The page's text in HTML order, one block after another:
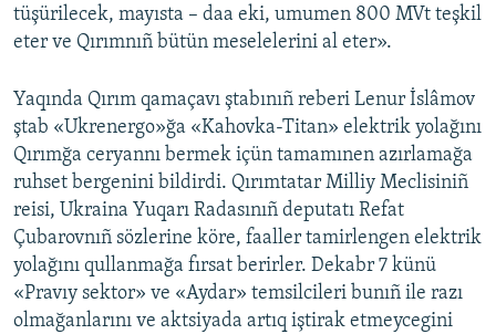
tüşürilecek, mayısta – daa eki, umumen 800 MVt teşkil
eter ve Qırımnıñ bütün meselelerini al eter».
Yaqında Qırım qamaçavı ştabınıñ reberi Lenur İslâmov
ştab «Ukrenergo»ğa «Kahovka-Titan» elektrik yolağını
Qırımğa ceryannı bermek içün tamamınen azırlamağa
ruhset bergenini bildirdi. Qırımtatar Milliy Meclisiniñ
reisi, Ukraina Yuqarı Radasınıñ deputatı Refat
Çubarovnıñ sözlerine köre, faaller tamirlengen elektrik
yolağını qullanmağa fırsat berirler. Dekabr 7 künü
«Pravıy sektor» ve «Aydar» temsilcileri bunıñ ile razı
olmağanlarını ve aktsiyada artıq iştirak etmeycegini